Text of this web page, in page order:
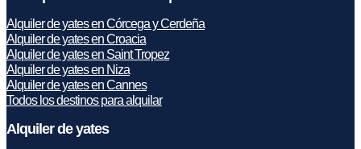
Alquiler de yates en Córcega y Cerdeña
Alquiler de yates en Croacia
Alquiler de yates en Saint Tropez
Alquiler de yates en Niza
Alquiler de yates en Cannes
Todos los destinos para alquilar
Alquiler de yates